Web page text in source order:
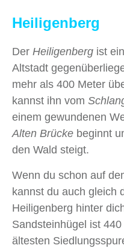
Heiligenberg
Der Heiligenberg ist
Altstadt
mehr als 400 Meter
kannst ihn vom
einem gewundenen
Alten Brücke beginnt
den Wald steigt.
Wenn du schon auf
kannst du auch gleich
Heiligenberg hinter
Sandsteinhügel ist
ältesten